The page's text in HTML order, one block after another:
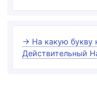
→ На какую букву
Действительный